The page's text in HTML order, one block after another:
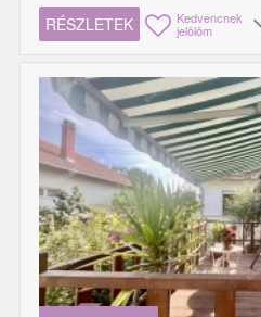
RÉSZLETEK Kedvencnek
jelölöm